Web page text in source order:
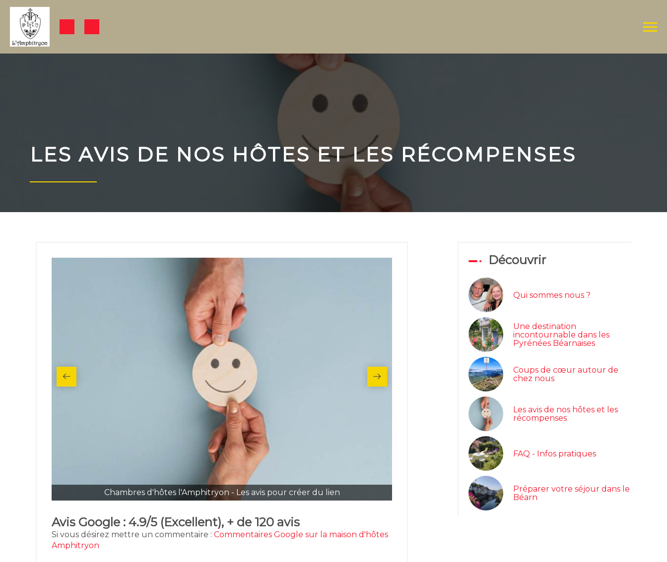
LES AVIS DE NOS HÔTES ET LES RÉCOMPENSES
Chambres d'hôtes l'Amphitryon - Les avis pour créer du lien Booking Traveller Award 2025
Avis Google : 4.9/5 (Excellent), + de 120 avis
Si vous désirez mettre un commentaire : Commentaires Google sur la maison d'hôtes
Amphitryon
Découvrir
Qui sommes nous ?
Une destination
incontournable dans les
Pyrénées Béarnaises
Coups de cœur autour de
chez nous
Les avis de nos hôtes et les
récompenses
FAQ - Infos pratiques
Préparer votre séjour dans le
Béarn